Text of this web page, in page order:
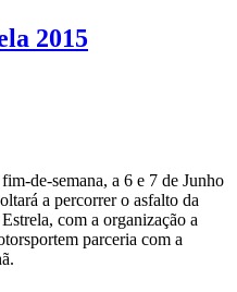
2015
de-semana, a 6 e 7 de Junho
a percorrer o asfalto da
com a organização a
parceria com a